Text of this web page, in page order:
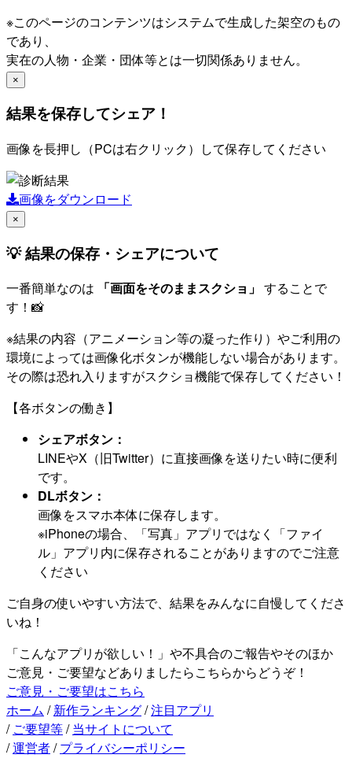
※このページのコンテンツはシステムで生成した架空のもの
であり、
実在の人物・企業・団体等とは一切関係ありません。
×
結果を保存してシェア！
画像を長押し（PCは右クリック）して保存してください
画像をダウンロード
×
💡 結果の保存・シェアについて
一番簡単なのは 「画面をそのままスクショ」 することで
す！📸
※結果の内容（アニメーション等の凝った作り）やご利用の
環境によっては画像化ボタンが機能しない場合があります。
その際は恐れ入りますがスクショ機能で保存してください！
【各ボタンの働き】
シェアボタン：
LINEやX（旧Twitter）に直接画像を送りたい時に便利
です。
DLボタン：
画像をスマホ本体に保存します。
※iPhoneの場合、「写真」アプリではなく「ファイ
ル」アプリ内に保存されることがありますのでご注意
ください
ご自身の使いやすい方法で、結果をみんなに自慢してくださ
いね！
「こんなアプリが欲しい！」や不具合のご報告やそのほか
ご意見・ご要望などありましたらこちらからどうぞ！
ご意見・ご要望はこちら
ホーム / 新作ランキング/注目アプリ
/ ご要望等/ 当サイトについて
/運営者/ プライバシーポリシー